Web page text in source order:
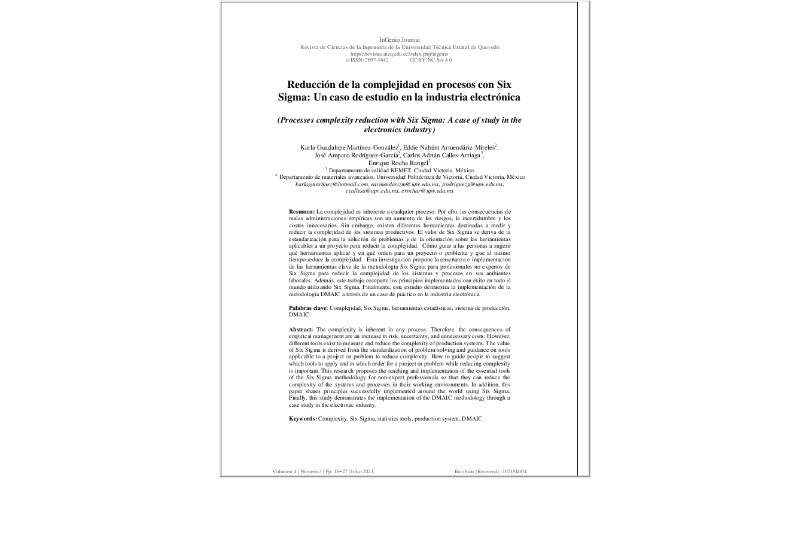
InGenio Journal
Revista de Ciencias de la Ingeniería de la Universidad Técnica Estatal de Quevedo
https://revistas.uteq.edu.ec/index.php/ingenio
e-ISSN: 2697-3642
CC BY-NC-SA 4.0
Volumen 4 | Número 2 | Pp. 16–27 | Julio 2021 Recibido (Received): 2021/04/04
DOI: https://doi.org/10.18779/ingenio.v4i2.412
Aceptado (Accepted): 2021/05/21
Reducción de la complejidad en procesos con Six
Sigma: Un caso de estudio en la industria electrónica
(Processes complexity reduction with Six Sigma: A case of study in the
electronics industry)
Karla Guadalupe Martínez-González1, Eddie Nahúm Armendáriz-Mireles2,
José Amparo Rodríguez-García2, Carlos Adrián Calles-Arriaga2,
Enrique Rocha Rangel2
1 Departamento de calidad KEMET , Ciudad Victoria, México
2 Departamento de materiales avanzados, Universidad Politécnica de Victoria, Ciudad Victoria, México
karlagmartínez@hotmail.com, earmendarizm@upv.edu.mx, jrodriguezg@upv.edu.mx
ccallesa@upv.edu.mx, erochar@upv.edu.mx
Resumen: La complejidad es inherente a cualquier proceso Por ello , las consecuencias de
malas administraciones empíricas son un aumento de los riesgos, la incertidumbre y los
costos  innecesarios .  Sin embargo,  existen diferentes  herramientas destinadas  a medir y
reducir la complejidad de los sistemas productivos. El valor de Six Sigma se deriva de la
estandarización para la solución de problemas y de la orientación sobre las herramientas
aplicables a un proyecto para reducir la complejidad. Cómo guiar a las personas a sugerir
qué herramientas aplicar y en qué orden para un proyecto o problema y que al mismo
tiempo reduce la complejidad. Esta investigación propone la enseñanza e implementación
de las herramientas clave de la metodología Six Sigma para profesionales no expertos de
Six Sigma para reducir la complejidad de los sistemas y procesos en sus ambientes
laborales Además, este trabajo comparte los principios implementados con éxito en todo el
mundo utilizando Six Sigma. Finalmente, este estudio demuestra la implementación de la
metodología DMAIC a través de un caso de práctico en la industria electrónica.
Palabras clave: Complejidad, Six Sigma, herramientas estadísticas, sistema de producción,
DMAIC.
Abstract:
  T
he  complexity  is  inherent  in  any  process.  Therefore,  the  consequences  of
empirical management are an increase in risk, uncertainty, and unnecessary costs. However,
different tools exist to measure and reduce the complexity of production systems. The value
of Six Sigma is derived from the standardization of problem-solving and guidance on tools
applicable to a project or problem to reduce complexity. How to guide people to suggest
which tools to apply and in which order for a project or problem while reducing complexity
is important. This research proposes the teaching and implementation of the essential tools
of the Six Sigma methodology for non-expert professionals so that they can reduce the
complexity of the systems and processes in their working environments. In addition, this
paper shares principles successfully implemented around the world using Six Sigma.
Finally, this study demonstrates the implementation of the DMAIC methodology through a
case study in the electronic industry.
Keywords: Complexity, Six Sigma, statistics tools, production system, DMAIC.